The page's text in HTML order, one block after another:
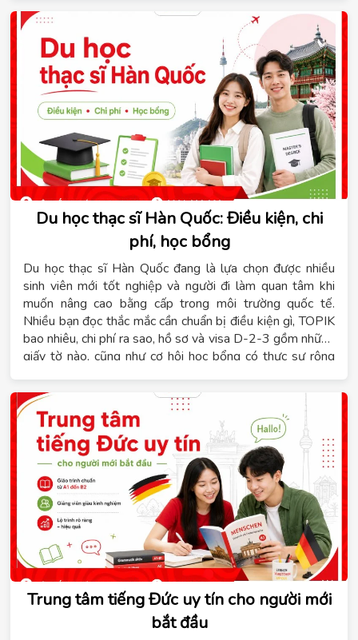
học bổng, điều kiện cần đáp ứng, lộ trình chuẩn bị theo
từng giai đoạn, cách hoàn thiện hồ sơ, kinh nghiệm phỏng
vấn và những lỗi thường gặp cần tránh để tăng cơ hội
được cấp học bổng.
Du học thạc sĩ Hàn Quốc: Điều kiện, chi
phí, học bổng
Du học thạc sĩ Hàn Quốc đang là lựa chọn được nhiều
sinh viên mới tốt nghiệp và người đi làm quan tâm khi
muốn nâng cao bằng cấp trong môi trường quốc tế.
Nhiều bạn đọc thắc mắc cần chuẩn bị điều kiện gì, TOPIK
bao nhiêu, chi phí ra sao, hồ sơ và visa D-2-3 gồm những
giấy tờ nào, cũng như cơ hội học bổng có thực sự rộng
đầy đủ những thông tin này để bạn có cái nhìn rõ ràng
trước khi xây dựng lộ trình phù hợp với năng lực học tập
và ngân sách cá nhân.
Trung tâm tiếng Đức uy tín cho người mới
bắt đầu